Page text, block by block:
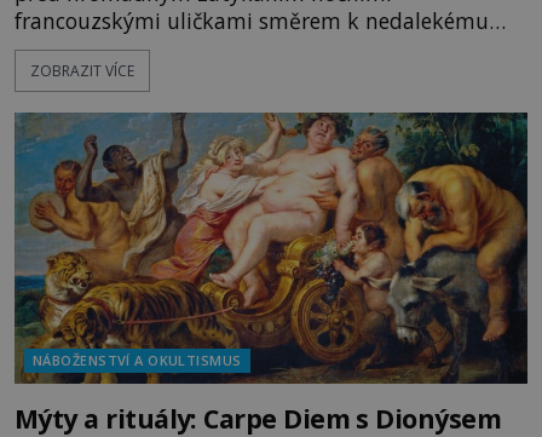
francouzskými uličkami směrem k nedalekému
přístavu. Jeden z nich má přes ramena ranec s
tajemným obsahem. Kapitán lodi už na ně čeká.
vyplouváme,“ sdělí jim. „Kam máme namířeno,
kapitáne?“ zeptá se ho jeden z templářů. „Do Sk
ZOBRAZIT VÍCE
NÁBOŽENSTVÍ A OKULTISMUS
Mýty a rituály: Carpe Diem s Dionýsem